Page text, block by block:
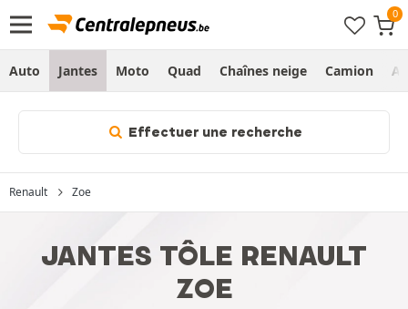
Auto Jantes Moto Quad Chaînes neige Camion
Effectuer une recherche
Renault Zoe
JANTES TÔLE RENAULT
ZOE